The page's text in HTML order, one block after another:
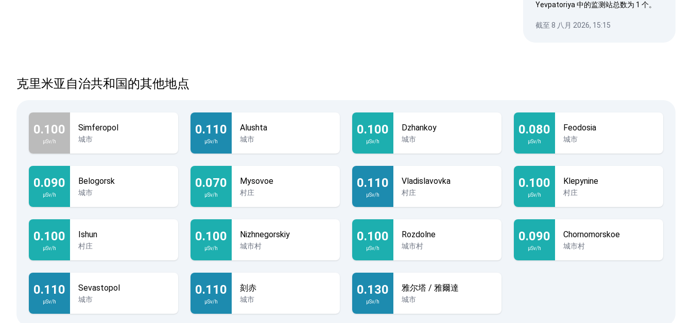
Yevpatoriya 中的监测站总数为 1 个。
截至 8 八月 2026, 15:15
克里米亚自治共和国的其他地点
0.100
µSv/h
Simferopol
城市
0.110
µSv/h
Alushta
城市
0.100
µSv/h
Dzhankoy
城市
0.080
µSv/h
Feodosia
城市
0.090
µSv/h
Belogorsk
城市
0.070
µSv/h
Mysovoe
村庄
0.110
µSv/h
Vladislavovka
村庄
0.100
µSv/h
Klepynine
村庄
0.100
µSv/h
Ishun
村庄
0.100
µSv/h
Nizhnegorskiy
城市村
0.100
µSv/h
Rozdolne
城市村
0.090
µSv/h
Chornomorskoe
城市村
0.110
µSv/h
Sevastopol
城市
0.110
µSv/h
刻赤
城市
0.130
µSv/h
雅尔塔 / 雅爾達
城市